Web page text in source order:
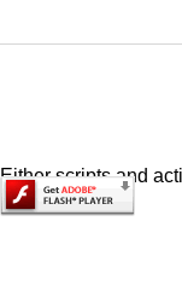
Either scripts and